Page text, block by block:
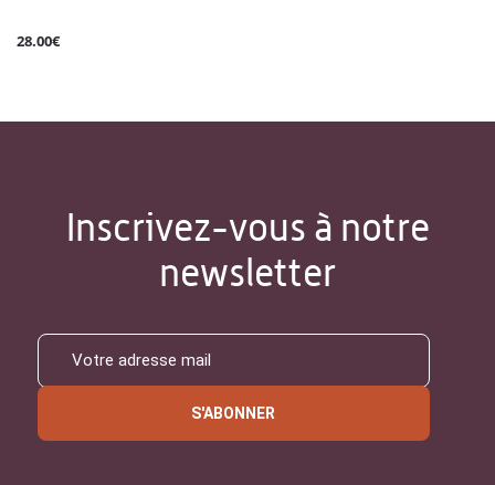
28.00€
Inscrivez-vous à notre
newsletter
S'ABONNER